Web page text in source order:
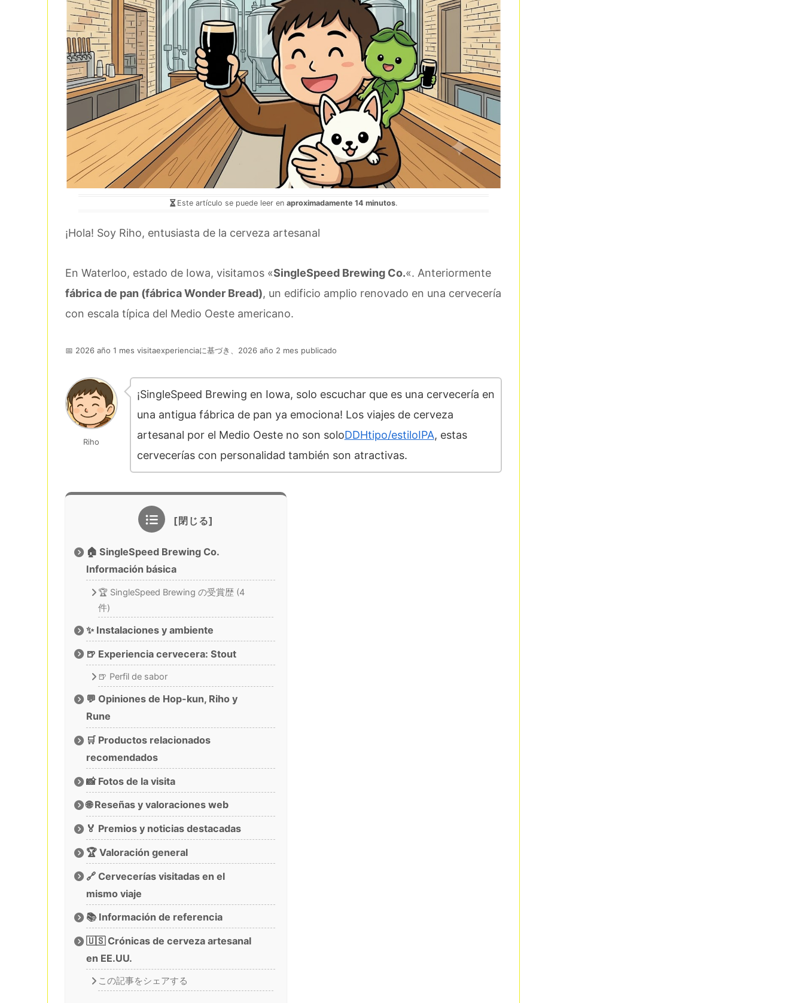
Este artículo se puede leer en aproximadamente 14 minutos.
¡Hola! Soy Riho, entusiasta de la cerveza artesanal
En Waterloo, estado de Iowa, visitamos «SingleSpeed Brewing Co.«. Anteriormente
fábrica de pan (fábrica Wonder Bread), un edificio amplio renovado en una cervecería
con escala típica del Medio Oeste americano.
📅 2026 año 1 mes visitaexperienciaに基づき、2026 año 2 mes publicado
Riho
¡SingleSpeed Brewing en Iowa, solo escuchar que es una cervecería en
una antigua fábrica de pan ya emociona! Los viajes de cerveza
artesanal por el Medio Oeste no son soloDDHtipo/estiloIPA, estas
cervecerías con personalidad también son atractivas.
🏠 SingleSpeed Brewing Co.
Información básica
🏆 SingleSpeed Brewing の受賞歴 (4
件)
✨ Instalaciones y ambiente
🍺 Experiencia cervecera: Stout
🍺 Perfil de sabor
💬 Opiniones de Hop-kun, Riho y
Rune
🛒 Productos relacionados
recomendados
📸 Fotos de la visita
🌐 Reseñas y valoraciones web
🏅 Premios y noticias destacadas
🏆 Valoración general
🔗 Cervecerías visitadas en el
mismo viaje
📚 Información de referencia
🇺🇸 Crónicas de cerveza artesanal
en EE.UU.
この記事をシェアする